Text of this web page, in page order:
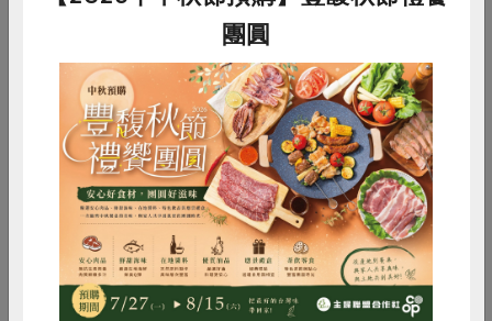
管內膜的柔軟度，保護心血管，也有抗發炎
效果；黑藜麥的礦物質含量高，幫助造血，
清除自由基，建議貧血的人可以多吃藜麥。
另外
糙米穀皮層的膳食纖維可以促進腸胃蠕
動、糊粉層有豐富的維生素B 群，尤其大量
維生素B1 可以促進正常神經傳導，維生素B6
可維持心情愉快。另外紅薏仁富含膳食纖維
和維生素B 群，特別一提外殼可以穩定血糖
上升、降血脂；
薏仁在許多臨床實驗中都有
抗病毒、提高免疫功能的效果。
惜食 RPET 食譜 減硝酸鹽
雞蛋 食安 共同購買
團圓